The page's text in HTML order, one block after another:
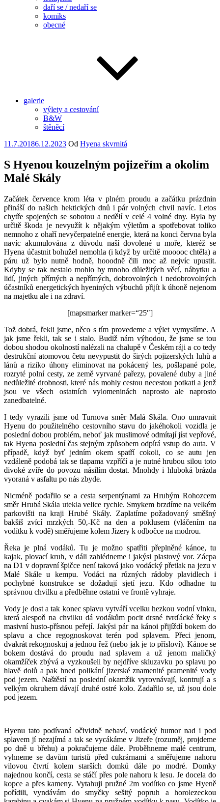
daří se / nedaří se
komiks
obecné
galerie
výlety a cestování
B&W
štěněcí
Publikováno
11.7.20186.12.2023 Od Hyena skvrnitá
S Hyenou kouzelným pojizeřím a okolím
Malé Skály
Začátek července krom léta v plném proudu a začátku prázdnin
přináší do našich hektických dnů i pár volných chvil navíc. Letos
chytře spojených se sobotou a nedělí v celé 4 volné dny. Byla by
určitě škoda je nevyužít k nějakým výletům a spotřebovat toliko
nemnoho z ohaří nevyčerpatelné energie, která na konci června byla
navíc akumulována z důvodu naší dovolené u moře, kteréž se
Hyena účastnit bohužel nemohla (i když by určitě mooooc chtěla) a
páru už bylo nutně hodně, hooodně čili moc až nejvíc upustit.
Kdyby se tak nestalo mohlo by mnoho důležitých věcí, nábytku a
lidí, jiných přímých a nepřímých, dobrovolných i nedobrovolných
účastníků energetických hyeniných výbuchů přijít k úhoně nejenom
na majetku ale i na zdraví.
[mapsmarker marker=“25″]
Tož dobrá, řekli jsme, něco s tím provedeme a výlet vymyslíme. A
jak jsme řekli, tak se i stalo. Budiž nám výhodou, že jsme se tou
dobou shodou okolností nalézali na chalupě v Českém ráji a co tedy
destrukční atomovou četu nevypustit do širých pojizerských luhů a
lánů a riziko úhony eliminovat na pokácený les, pošlapané pole,
rozryté polní cesty, ze země vyrvané pařezy, povalené duby a jiné
nedůležité drobnosti, které nás mohly cestou necestou potkati a jenž
jsou ve všech ostatních vylomeninách naprosto ale naprosto
zanedbatelné.
I tedy vyrazili jsme od Turnova směr Malá Skála. Ono umravnit
Hyenu do použitelného cestovního stavu do jakéhokoli vozidla je
poslední dobou problém, neboť jak muslimové odmítají jíst vepřové,
tak Hyena poslední čas stejným způsobem odpírá vstup do auta. V
případě, když byť jedním okem spatří cokoli, co se autu jen
vzdáleně podobá tak se tlapama vzpříčí a je nutné hrubou silou toto
divoké zvíře do povozu násilím dostat. Mnohdy i hluboká brázda
vyoraná v asfaltu po nás zbyde.
Nicméně podařilo se a cesta serpentýnami za Hrubým Rohozcem
směr Hrubá Skála utekla velice rychle. Smykem brzdíme na velkém
parkovišti na kraji Hrubé Skály. Zaplatíme požadovaný směšný
bakšiš zvící mrzkých 50,-Kč na den a poklusem (vláčením na
vodítku k vodě) směřujeme kolem Jizery k odbočce na modrou.
Řeka je plná vodáků. Tu je možno spatřiti přeplněné kánoe, tu
kajak, plovací kruh, v dáli zahlédneme i jakýsi plastový vor. Zácpa
na D1 v dopravní špičce není taková jako vodácký přetlak na jezu v
Malé Skále u kempu. Vodáci na různých rádoby plavidlech i
pochybné konstrukce se dožadují sjetí jezu. Kdo odhadne tu
správnou chvilku a předběhne ostatní ve frontě vyhraje.
Vody je dost a tak konec splavu vytváří vcelku hezkou vodní vlnku,
která alespoň na chvilku dá vodákům pocit drsné tvrďácké řeky s
masivní husto-přísnou peřejí. Jakýsi pár na kánoi přijíždí bokem do
splavu a chce regognoskovat terén pod splavem. Přeci jenom,
dvakrát rekognoskuj a jednou řež (nebo jak je to přísloví). Kánoe se
bokem dostává do proudu nad splavem a už jenom maličký
okamžíček zbývá a vyzkoušeli by nejdříve skluzavku po splavu po
hlavě dolů a pak hned polikání jizerské znamenité pramenité vody
pod jezem. Naštěstí na poslední okamžik vyrovnávají, kontrují a s
velkým okruhem dávají druhé ostré kolo. Zadařilo se, už jsou dole
pod jezem.
Hyenu tato podívaná očividně nebaví, vodácký humor nad i pod
splavem jí nezajímá a tak se vycákáme v Jizeře (rozuměj, projdeme
po dně u břehu) a pokračujeme dále. Proběhneme malé centrum,
vyhneme se davům turistů před cukrárnami a směřujeme nahoru
vilovou čtvrtí kolem starších domků dále po modré. Domky
najednou končí, cesta se stáčí přes pole nahoru k lesu. Je docela do
kopce a přes kameny. Vytahuji pružné 2m vodítko co jsme Hyeně
pořídili, vyndávám do smyčky sešitý popruh a horolezeckou